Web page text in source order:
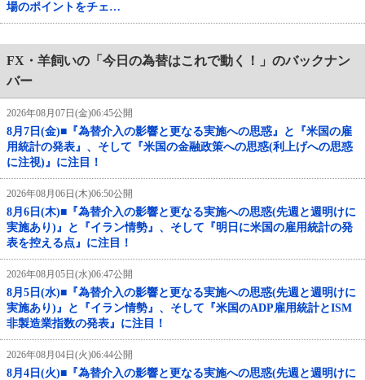
場のポイントをチェ…
FX・羊飼いの「今日の為替はこれで動く！」のバックナン
バー
2026年08月07日(金)06:45公開
8月7日(金)■『為替介入の影響と更なる実施への思惑』と『米国の雇
用統計の発表』、そして『米国の金融政策への思惑(利上げへの思惑
に注視)』に注目！
2026年08月06日(木)06:50公開
8月6日(木)■『為替介入の影響と更なる実施への思惑(先週と週明けに
実施あり)』と『イラン情勢』、そして『明日に米国の雇用統計の発
表を控える点』に注目！
2026年08月05日(水)06:47公開
8月5日(水)■『為替介入の影響と更なる実施への思惑(先週と週明けに
実施あり)』と『イラン情勢』、そして『米国のADP雇用統計とISM
非製造業指数の発表』に注目！
2026年08月04日(火)06:44公開
8月4日(火)■『為替介入の影響と更なる実施への思惑(先週と週明けに